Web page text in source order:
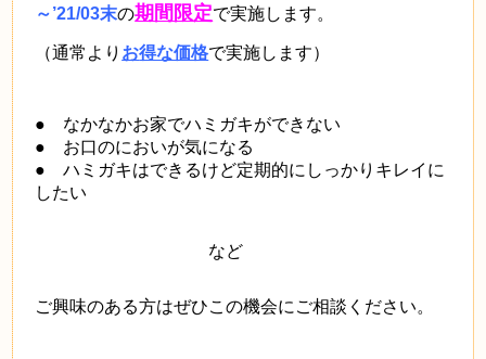
～’21/03末の期間限定で実施します。
（通常より お得な価格で実施します）
● なかなかお家でハミガキができない
● お口のにおいが気になる
● ハミガキはできるけど定期的にしっかりキレイに
したい
など
ご興味のある方はぜひこの機会にご相談ください。